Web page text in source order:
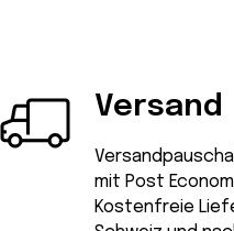
Versand
mit Post
Kostenfreie